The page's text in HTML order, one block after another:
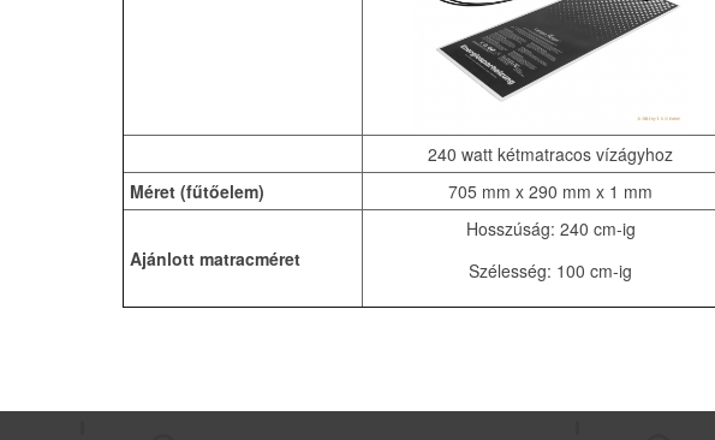
240 watt kétmatracos vízágyhoz
Méret (fűtőelem)
705 mm x 290 mm x 1 mm
Ajánlott matracméret
Hosszúság: 240 cm-ig
Szélesség: 100 cm-ig